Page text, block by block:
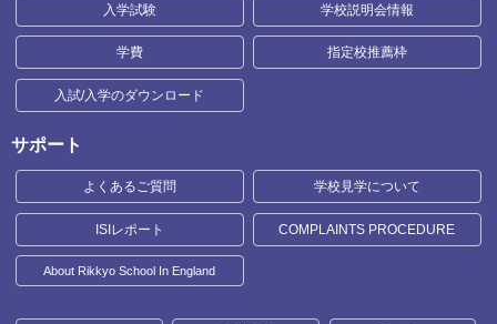
入学試験 学校説明会情報
学費 指定校推薦枠
入試/入学のダウンロード
サポート
よくあるご質問 学校見学について
ISIレポート COMPLAINTS PROCEDURE
About Rikkyo School In England